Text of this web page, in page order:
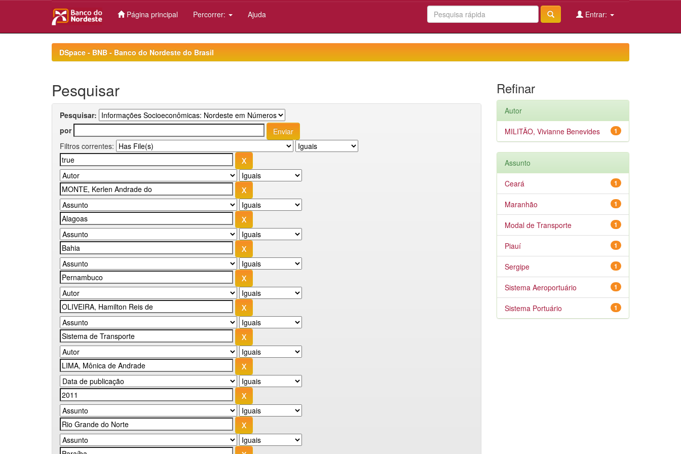
Página principal Percorrer: Ajuda Entrar:
DSpace - BNB - Banco do Nordeste do Brasil
Pesquisar
Pesquisar:
por
Filtros correntes:
Refinar
Autor
1
MILITÃO, Vivianne Benevides
Assunto
1
Ceará
1
Maranhão
1
Modal de Transporte
1
Piauí
1
Sergipe
1
Sistema Aeroportuário
1
Sistema Portuário